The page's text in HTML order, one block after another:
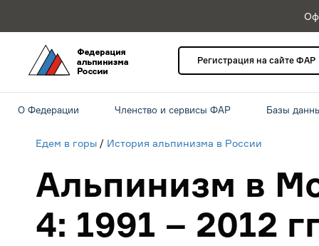
Регистрация на сайте ФАР
О Федерации Членство и сервисы ФАР Базы
Едем в горы / История альпинизма в России
Альпинизм в
4: 1991 – 2012